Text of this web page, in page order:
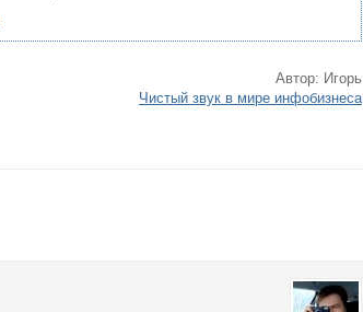
Автор: Игорь
Чистый звук в мире инфобизнеса